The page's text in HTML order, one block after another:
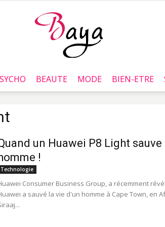
Baya.tn
BEAUTE MODE BIEN-ETRE
un Huawei P8 Light sauve
!
Technologie
Consumer Business Group, a récemment
a sauvé la vie d'un homme à Cape Town, en